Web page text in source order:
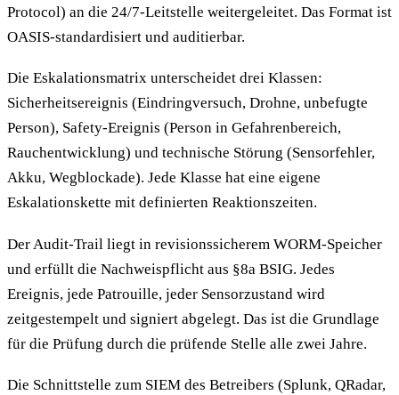
Protocol) an die 24/7-Leitstelle weitergeleitet. Das Format ist
OASIS-standardisiert und auditierbar.
Die Eskalationsmatrix unterscheidet drei Klassen:
Sicherheitsereignis (Eindringversuch, Drohne, unbefugte
Person), Safety-Ereignis (Person in Gefahrenbereich,
Rauchentwicklung) und technische Störung (Sensorfehler,
Akku, Wegblockade). Jede Klasse hat eine eigene
Eskalationskette mit definierten Reaktionszeiten.
Der Audit-Trail liegt in revisionssicherem WORM-Speicher
und erfüllt die Nachweispflicht aus §8a BSIG. Jedes
Ereignis, jede Patrouille, jeder Sensorzustand wird
zeitgestempelt und signiert abgelegt. Das ist die Grundlage
für die Prüfung durch die prüfende Stelle alle zwei Jahre.
Die Schnittstelle zum SIEM des Betreibers (Splunk, QRadar,